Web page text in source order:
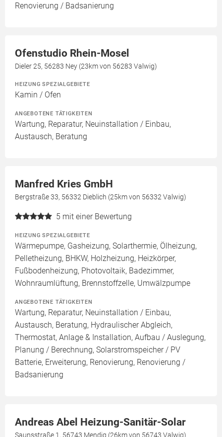
Renovierung / Badsanierung
Ofenstudio Rhein-Mosel
Dieler 25, 56283 Ney (23km von 56283 Valwig)
HEIZUNG SPEZIALGEBIETE
Kamin / Ofen
ANGEBOTENE TÄTIGKEITEN
Wartung, Reparatur, Neuinstallation / Einbau,
Austausch, Beratung
Manfred Kries GmbH
Bergstraße 33, 56332 Dieblich (25km von 56332 Valwig)
5 mit einer Bewertung
HEIZUNG SPEZIALGEBIETE
Wärmepumpe, Gasheizung, Solarthermie, Ölheizung,
Pelletheizung, BHKW, Holzheizung, Heizkörper,
Fußbodenheizung, Photovoltaik, Badezimmer,
Wohnraumlüftung, Brennstoffzelle, Umwälzpumpe
ANGEBOTENE TÄTIGKEITEN
Wartung, Reparatur, Neuinstallation / Einbau,
Austausch, Beratung, Hydraulischer Abgleich,
Thermostat, Anlage & Installation, Aufbau / Auslegung,
Planung / Berechnung, Solarstromspeicher / PV
Batterie, Erweiterung, Renovierung, Renovierung /
Badsanierung
Andreas Abel Heizung-Sanitär-Solar
Saunsstraße 1, 56743 Mendig (26km von 56743 Valwig)